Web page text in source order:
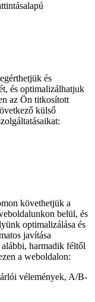
és
és optimalizálhatjuk
az Ön titkosított
külső
követhetjük a
belül, és
optimalizálása és
javítása
alábbi, harmadik féltől
a weboldalon:
vélemények, A/B-